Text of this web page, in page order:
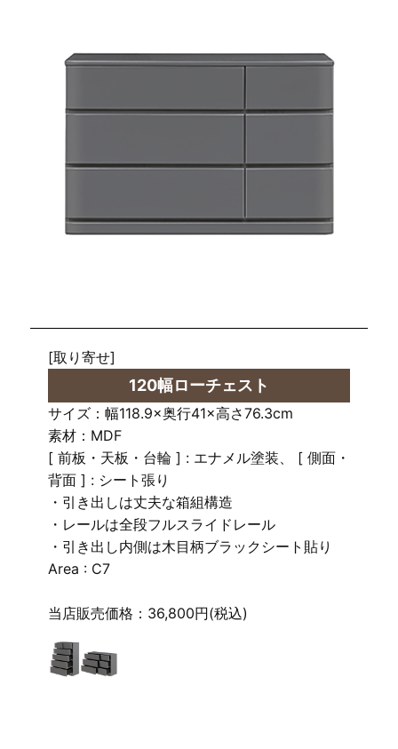
[取り寄せ]
120幅ローチェスト
サイズ：幅118.9×奥行41×高さ76.3cm
素材：MDF
[ 前板・天板・台輪 ] : エナメル塗装、 [ 側面・
背面 ] : シート張り
・引き出しは丈夫な箱組構造
・レールは全段フルスライドレール
・引き出し内側は木目柄ブラックシート貼り
Area : C7
当店販売価格：36,800円(税込)